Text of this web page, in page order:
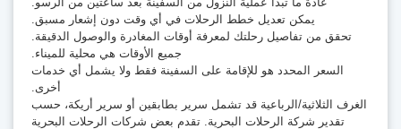
يمكن تعديل خطط الرحلات في أي وقت دون إشعار مسبق.
تحقق من تفاصيل رحلتك لمعرفة أوقات المغادرة والوصول الدقيقة.
جميع الأوقات هي محلية للميناء.
السعر المحدد هو للإقامة على السفينة فقط ولا يشمل أي خدمات
أخرى.
الغرف الثلاثية/الرباعية قد تشمل سرير بطابقين أو سرير أريكة، حسب
تقدير شركة الرحلات البحرية. تقدم بعض شركات الرحلات البحرية